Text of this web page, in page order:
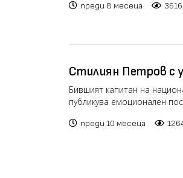
преди 8 месеца
Стилиян Петров с
националите:
Бившият капитан на
публикува емоционален
преди 10 месеца